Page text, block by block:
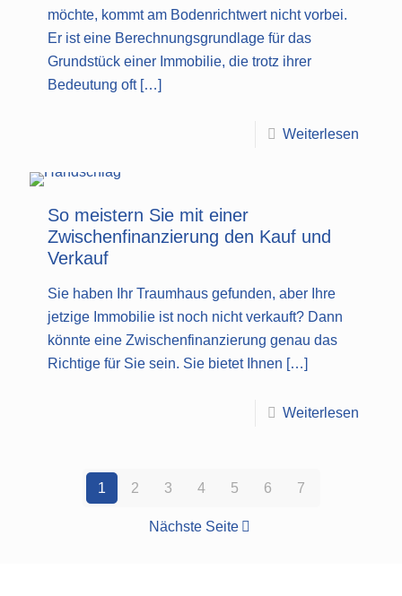
möchte, kommt am Bodenrichtwert nicht vorbei.
Er ist eine Berechnungsgrundlage für das
Grundstück einer Immobilie, die trotz ihrer
Bedeutung oft[…]
Weiterlesen
So meistern Sie mit einer
Zwischenfinanzierung den Kauf und
Verkauf
Sie haben Ihr Traumhaus gefunden, aber Ihre
jetzige Immobilie ist noch nicht verkauft? Dann
könnte eine Zwischenfinanzierung genau das
Richtige für Sie sein. Sie bietet Ihnen […]
Weiterlesen
1 2 3 4 5 6 7
Nächste Seite